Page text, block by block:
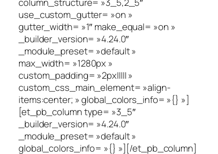
use_custom_gutter= »on »
gutter_width= »1″ make_equal= »on »
_builder_version= »4.24.0″
_module_preset= »default »
max_width= »1280px »
custom_padding= »2px||||| »
custom_css_main_element= »align-
items:center; » global_colors_info= »{} »]
[et_pb_column type= »3_5″
_builder_version= »4.24.0″
_module_preset= »default »
global_colors_info= »{} »][/et_pb_column]